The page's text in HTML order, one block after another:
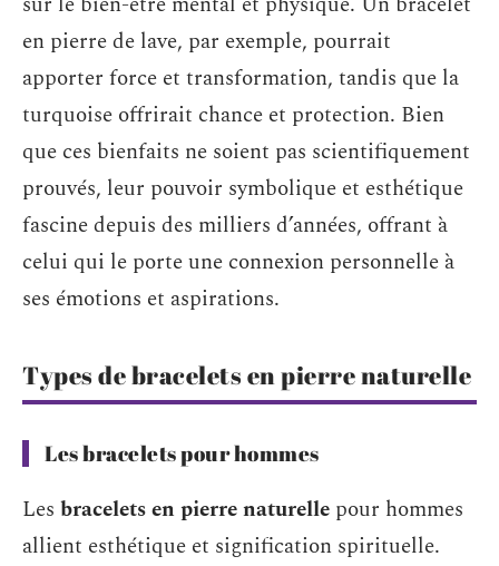
en pierre de lave, par exemple, pourrait
apporter force et transformation, tandis que la
turquoise offrirait chance et protection. Bien
que ces bienfaits ne soient pas scientifiquement
prouvés, leur pouvoir symbolique et esthétique
fascine depuis des milliers d’années, offrant à
celui qui le porte une connexion personnelle à
ses émotions et aspirations.
Types de bracelets en pierre naturelle
Les bracelets pour hommes
Les bracelets en pierre naturelle pour hommes
allient esthétique et signification spirituelle.